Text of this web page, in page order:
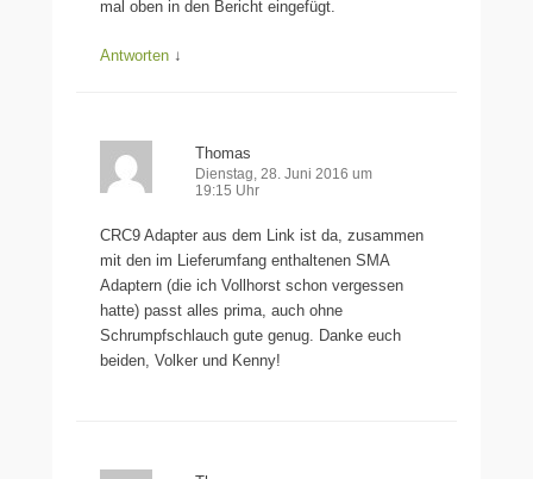
mal oben in den Bericht eingefügt.
Antworten ↓
Thomas
Dienstag, 28. Juni 2016 um
19:15 Uhr
CRC9 Adapter aus dem Link ist da, zusammen
mit den im Lieferumfang enthaltenen SMA
Adaptern (die ich Vollhorst schon vergessen
hatte) passt alles prima, auch ohne
Schrumpfschlauch gute genug. Danke euch
beiden, Volker und Kenny!